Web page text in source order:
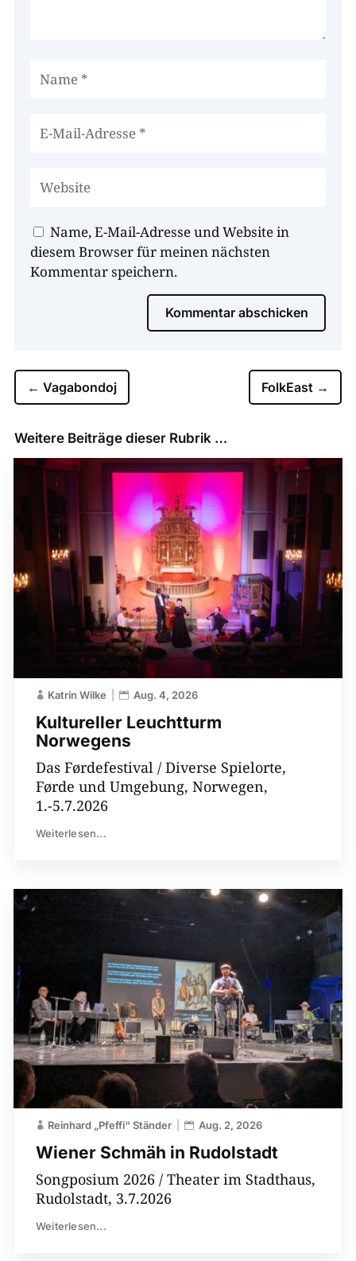
Name, E-Mail-Adresse und Website in
diesem Browser für meinen nächsten
Kommentar speichern.
Kommentar abschicken
← Vagabondoj FolkEast →
Weitere Beiträge dieser Rubrik …
Kultureller Leuchtturm
Norwegens
Katrin Wilke Aug. 4, 2026
Das Førdefestival / Diverse Spielorte,
Førde und Umgebung, Norwegen,
1.-5.7.2026
Weiterlesen...
Wiener Schmäh in Rudolstadt
Reinhard „Pfeffi“ Ständer Aug. 2, 2026
Songposium 2026 / Theater im Stadthaus,
Rudolstadt, 3.7.2026
Weiterlesen...